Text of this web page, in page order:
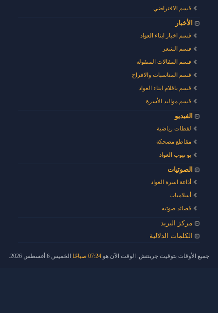
قسم الافتراضي
الأخبار
قسم اخبار ابناء العواد
قسم الشعر
قسم المقالات المنقولة
قسم المناسبات والافراح
قسم باقلام ابناء العواد
قسم مواليد الأسرة
الفيديو
لقطات رياضية
مقاطع مضحكة
يو تيوب العواد
الصوتيات
أذاعة اسرة العواد
أسلاميات
قصائد صوتيه
مركز البريد
الكلمات الدلالية
جميع الأوقات بتوقيت جرينتش. الوقت الآن هو 07:24 صباحًا الخميس 6 أغسطس 2026.